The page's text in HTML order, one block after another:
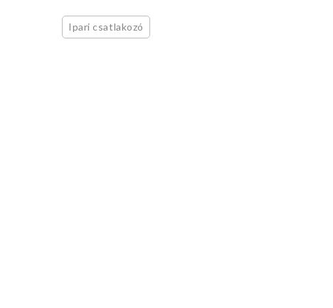
Ipari csatlakozó